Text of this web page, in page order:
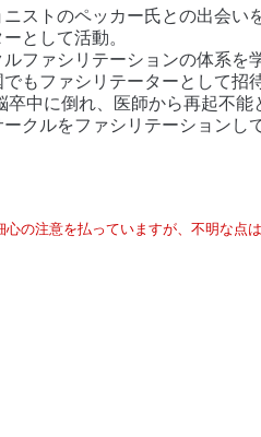
ストのペッカー氏との出会
として活動。
ルファシリテーションの体系
もファシリテーターとして招
卒中に倒れ、医師から再起不
クルをファシリテーションし
心の注意を払っていますが、不明な点